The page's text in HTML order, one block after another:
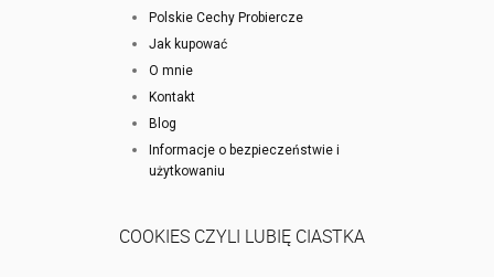
Polskie Cechy Probiercze
Jak kupować
O mnie
Kontakt
Blog
Informacje o bezpieczeństwie i
użytkowaniu
COOKIES CZYLI LUBIĘ CIASTKA